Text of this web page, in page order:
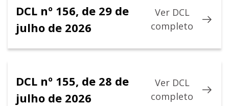
DCL nº 156, de 29 de
julho de 2026
Ver DCL
completo
DCL nº 155, de 28 de
julho de 2026
Ver DCL
completo